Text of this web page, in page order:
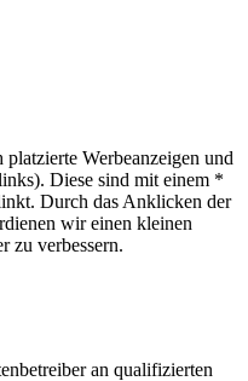
Werbeanzeigen und
Diese sind mit einem *
Durch das Anklicken der
wir einen kleinen
zu verbessern.
an qualifizierten